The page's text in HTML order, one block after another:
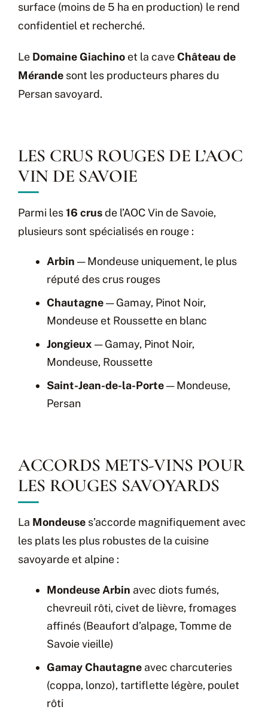
surface (moins de 5 ha en production) le rend
confidentiel et recherché.
Le Domaine Giachino et la caveChâteau de
Mérande sont les producteurs phares du
Persan savoyard.
LES CRUS ROUGES DE L’AOC
VIN DE SAVOIE
Parmi les16 crusde l’AOC Vin de Savoie,
plusieurs sont spécialisés en rouge :
Arbin — Mondeuse uniquement, le plus
réputé des crus rouges
Chautagne— Gamay, Pinot Noir,
Mondeuse et Roussette en blanc
Jongieux — Gamay, Pinot Noir,
Mondeuse, Roussette
Saint-Jean-de-la-Porte— Mondeuse,
Persan
ACCORDS METS-VINS POUR
LES ROUGES SAVOYARDS
La Mondeuse s’accorde magnifiquement avec
les plats les plus robustes de la cuisine
savoyarde et alpine :
Mondeuse Arbin avec diots fumés,
chevreuil rôti, civet de lièvre, fromages
affinés (Beaufort d’alpage, Tomme de
Savoie vieille)
Gamay Chautagne avec charcuteries
(coppa, lonzo), tartiflette légère, poulet
rôti